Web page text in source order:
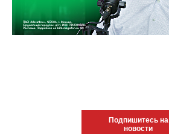
Подпишитесь на
новости